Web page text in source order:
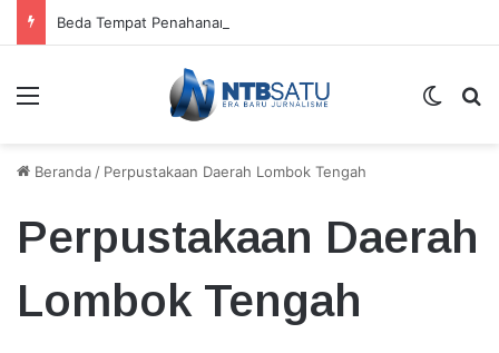
Menu
Beranda / Perpustakaan Daerah Lombok Tengah
Perpustakaan Daerah
Lombok Tengah